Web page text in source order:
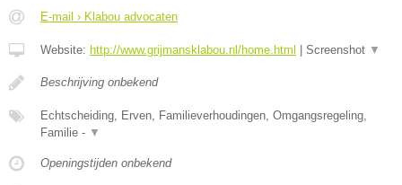
E-mail › Klabou advocaten
Website: http://www.grijmansklabou.nl/home.html Screenshot ▼
Beschrijving onbekend
Echtscheiding, Erven, Familieverhoudingen, Omgangsregeling,
Familie - ▼
Openingstijden onbekend